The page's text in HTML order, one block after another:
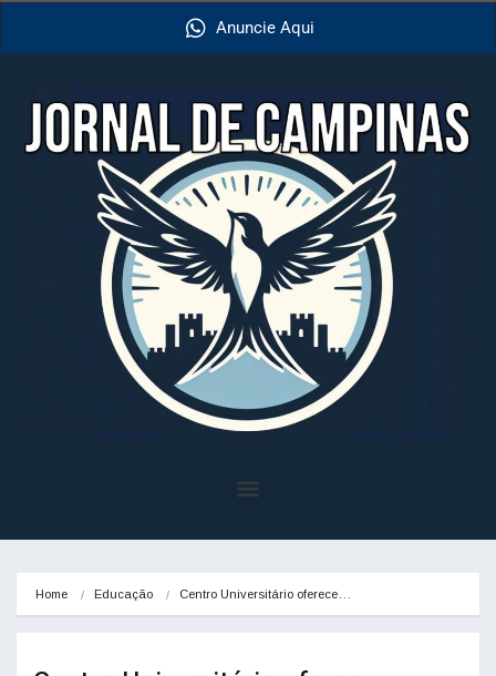
Anuncie Aqui
Home Educação Centro Universitário oferece…